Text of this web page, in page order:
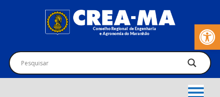
Barra de